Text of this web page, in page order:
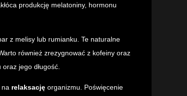
produkcję melatoniny, hormonu
z melisy lub rumianku. Te naturalne
również zrezygnować z kofeiny oraz
jego długość.
relaksację organizmu. Poświęcenie